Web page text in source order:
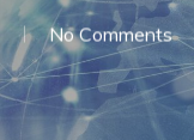
No Comments